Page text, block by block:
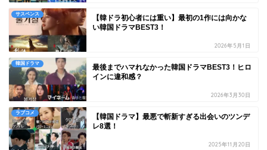
サスペンス
【韓ドラ初心者には重い】最初の1作には向かな
い韓国ドラマBEST3！
2026年5月1日
韓国ドラマ
最後までハマれなかった韓国ドラマBEST3！ヒロ
インに違和感？
2026年3月30日
ラブコメ
【韓国ドラマ】最悪で斬新すぎる出会いのツンデ
レ8選！
2025年11月20日